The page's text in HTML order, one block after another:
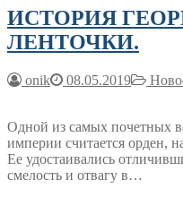
ИСТОРИЯ
ЛЕНТОЧКИ.
onik 08.05.2019
Одной из самых почетных
империи считается орден,
Ее удостаивались
смелость и отвагу в…